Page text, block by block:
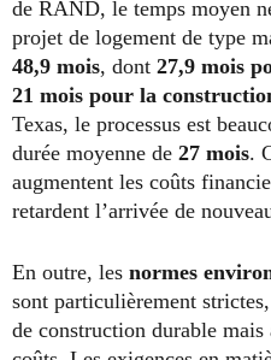
de RAND, le temps moyen
projet de logement de type
48,9 mois, dont 27,9 mois
21 mois pour la
Texas, le processus est
durée moyenne de 27 mois.
augmentent les coûts
retardent l’arrivée de
En outre, les normes
sont particulièrement
de construction durable mais